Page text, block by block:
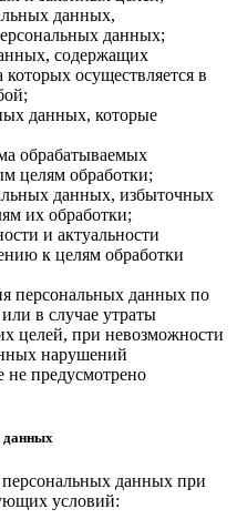
данных,
данных;
содержащих
осуществляется в
данных, которые
обрабатываемых
целям обработки;
данных, избыточных
их обработки;
и актуальности
к целям обработки
персональных данных по
в случае утраты
целей, при невозможности
нарушений
не предусмотрено
данных
данных при
условий: